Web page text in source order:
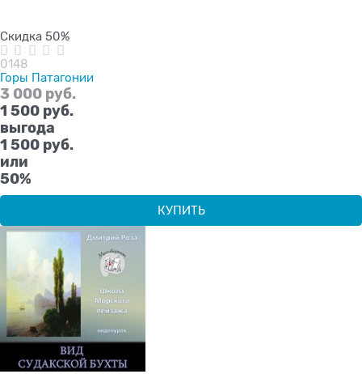
Скидка 50%
0148
Горы Патагонии
3 000 руб.
1 500 руб.
выгода
1 500 руб.
или
50%
КУПИТЬ